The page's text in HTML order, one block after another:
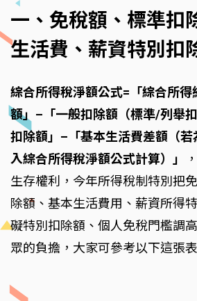
一、免稅額、標準扣
生活費、薪資特別扣
綜合所得稅淨額公式=「綜合所得
額」–「一般扣除額（標準/列舉
扣除額」–「基本生活費差額（
入綜合所得稅淨額公式計算）」
生存權利，今年所得稅制特別把
除額、基本生活費用、薪資所得
礙特別扣除額、個人免稅門檻調
眾的負擔，大家可參考以下這張表